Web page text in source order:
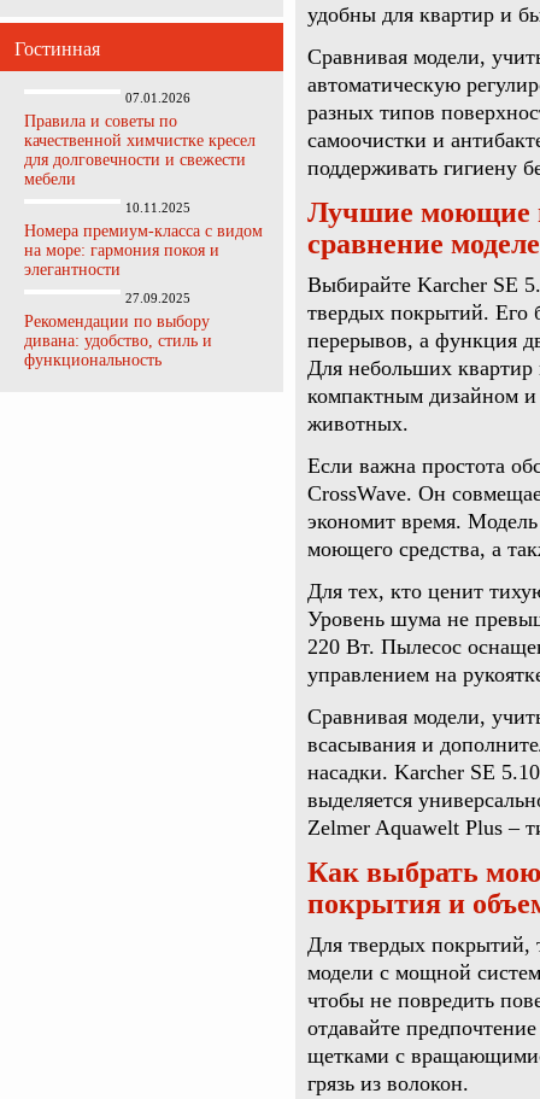
Гостинная
07.01.2026
Правила и советы по
качественной химчистке кресел
для долговечности и свежести
мебели
10.11.2025
Номера премиум-класса с видом
на море: гармония покоя и
элегантности
27.09.2025
Рекомендации по выбору
дивана: удобство, стиль и
функциональность
удобны для квартир и
Сравнивая модели,
автоматическую
разных типов
самоочистки и
поддерживать гигиену
Лучшие моющие
сравнение
Выбирайте Karcher SE
твердых покрытий. Его
перерывов, а функция
Для небольших квартир
компактным дизайном
животных.
Если важна простота
CrossWave. Он
экономит время.
моющего средства, а
Для тех, кто ценит
Уровень шума не
220 Вт. Пылесос
управлением на
Сравнивая модели,
всасывания и
насадки. Karcher SE
выделяется
Zelmer Aquawelt Plus –
Как выбрать
покрытия и
Для твердых покрытий,
модели с мощной
чтобы не повредить
отдавайте
щетками с
грязь из волокон.